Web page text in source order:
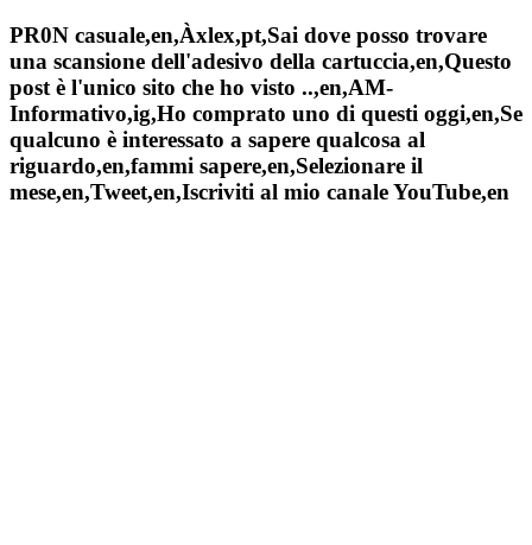
PR0N casuale,en,Àxlex,pt,Sai dove posso trovare
una scansione dell'adesivo della cartuccia,en,Questo
post è l'unico sito che ho visto ..,en,AM-
Informativo,ig,Ho comprato uno di questi oggi,en,Se
qualcuno è interessato a sapere qualcosa al
riguardo,en,fammi sapere,en,Selezionare il
mese,en,Tweet,en,Iscriviti al mio canale YouTube,en